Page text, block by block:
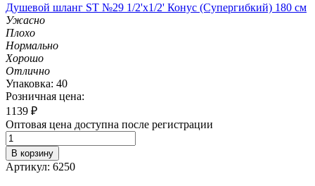
Душевой шланг ST №29 1/2'х1/2' Конус (Супергибкий) 180 см
Ужасно
Плохо
Нормально
Хорошо
Отлично
Упаковка: 40
Розничная цена:
1139 ₽
Оптовая цена доступна после регистрации
В корзину
Артикул: 6250